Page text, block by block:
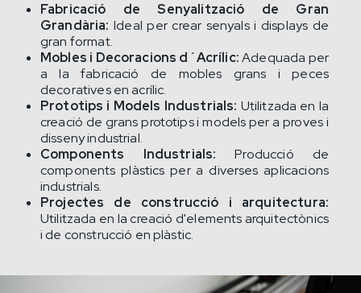
Fabricació de Senyalització de Gran
Grandària: Ideal per crear senyals i displays de
gran format.
Mobles i Decoracions d´Acrílic:Adequada per
a la fabricació de mobles grans i peces
decoratives en acrílic.
Prototips i Models Industrials: Utilitzada en la
creació de grans prototips i models per a proves i
disseny industrial.
Components Industrials: Producció de
components plàstics per a diverses aplicacions
industrials.
Projectes de construcció i arquitectura:
Utilitzada en la creació d'elements arquitectònics
i de construcció en plàstic.